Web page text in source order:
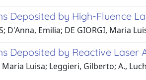
Deposited by High-Fluence
D'Anna, Emilia; DE GIORGI, Maria
Deposited by Reactive Laser
Maria Luisa; Leggieri, Gilberto; A.,